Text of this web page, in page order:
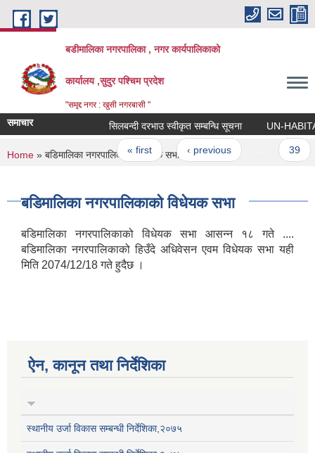
Skip to main content
बडीमालिका नगरपालिका , नगर कार्यपालिकाको
कार्यालय ,सुदुर पश्चिम प्रदेश
"समृद्द नगर : खुसी नगरबासी "
समाचार सिलबन्दी दरभाउ स्वीकृत सम्बन्धि सूचना UN-HABITAT
Pages
« first ‹ previous
You are here
Home » बडिमालिका नगरपालिकाको विधेयक सभा
बडिमालिका नगरपालिकाको विधेयक सभा
बडिमालिका नगरपालिकाको विधेयक सभा आसन्न १८ गते ....
बडिमालिका नगरपालिकाको हिउँदे अधिवेसन एवम विधेयक सभा यही
मिति 2074/12/18 गते हुदैछ ।
ऐन, कानून तथा निर्देशिका
स्थानीय उर्जा विकास सम्बन्धी निर्देशिका,२०७५